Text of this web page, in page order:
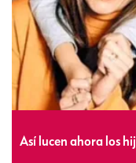
Así lucen ahora los